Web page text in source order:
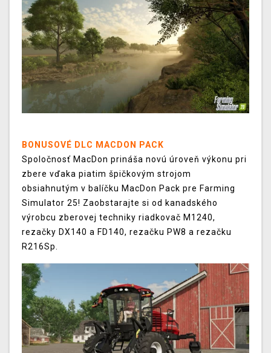
BONUSOVÉ DLC MACDON PACK
Spoločnosť MacDon prináša novú úroveň výkonu pri
zbere vďaka piatim špičkovým strojom
obsiahnutým v balíčku MacDon Pack pre Farming
Simulator 25! Zaobstarajte si od kanadského
výrobcu zberovej techniky riadkovač M1240,
rezačky DX140 a FD140, rezačku PW8 a rezačku
R216Sp.